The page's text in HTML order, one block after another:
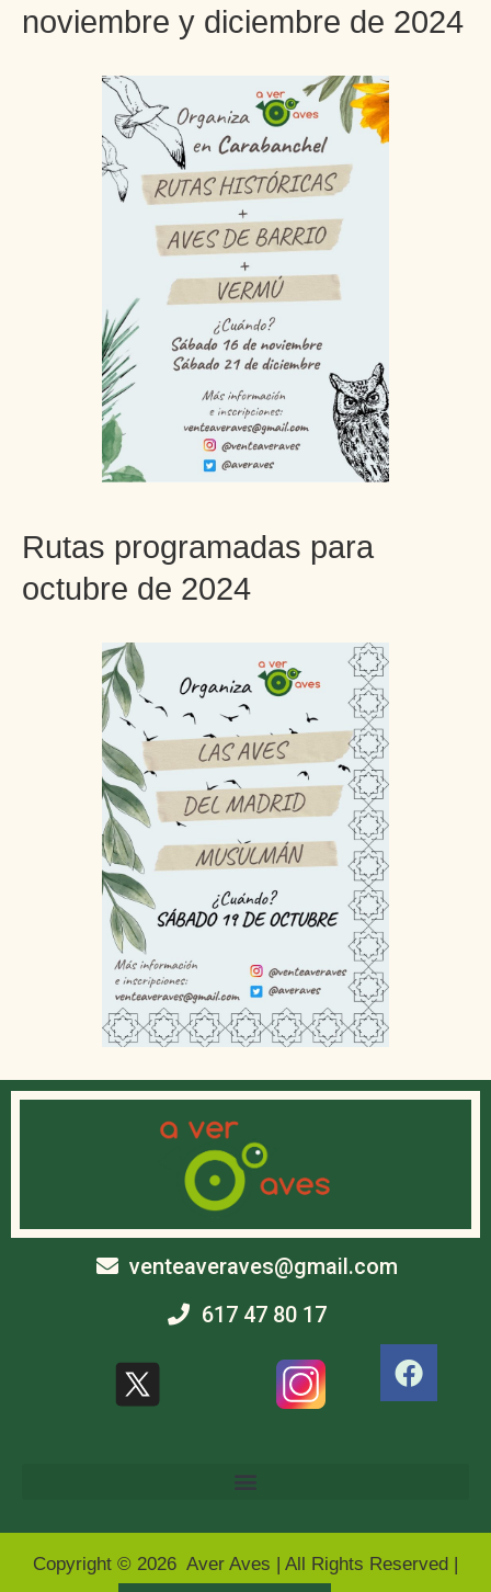
noviembre y diciembre de 2024
Rutas programadas para
octubre de 2024
venteaveraves@gmail.com
617 47 80 17
Copyright © 2026 Aver Aves | All Rights Reserved |